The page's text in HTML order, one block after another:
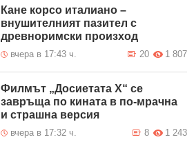
Кане корсо италиано –
внушителният пазител с
древноримски произход
вчера в 17:43 ч. 1 807
20
Филмът „Досиетата Х“ се
завръща по кината в по-мрачна
и страшна версия
вчера в 17:32 ч. 1 243
8